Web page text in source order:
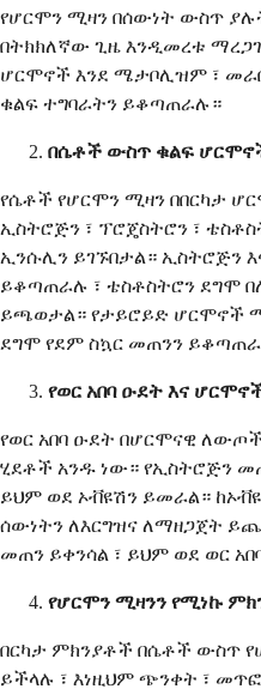
የሆርሞን ሚዛን በሰውነት ውስጥ
በትክክለኛው ጊዜ እንዲመረቱ
ሆርሞኖች እንደ ሜታቦሊዝም ፣
ቁልፍ ተግባራትን ይቆጣጠራሉ።
በሴቶች ውስጥ ቁልፍ
የሴቶች የሆርሞን ሚዛን በበርካታ
ኢስትሮጅን ፣ ፕሮጄስትሮን ፣
ኢንሱሊን ይገኙበታል። ኢስትሮጅን
ይቆጣጠራሉ ፣ ቴስቶስትሮን ደግሞ
ይጫወታል። የታይሮይድ ሆርሞኖች
ደግሞ የደም ስኳር መጠንን
የወር አበባ ዑደት እና
የወር አበባ ዑደት በሆርሞናዊ
ሂደቶች አንዱ ነው። የኢስትሮጅን
ይህም ወደ ኦቭዩሽን ይመራል።
ሰውነትን ለእርግዝና ለማዘጋጀት
መጠን ይቀንሳል ፣ ይህም ወደ ወር
የሆርሞን ሚዛንን የሚነኩ
በርካታ ምክንያቶች በሴቶች ውስጥ
ይችላሉ ፣ እነዚህም ጭንቀት ፣